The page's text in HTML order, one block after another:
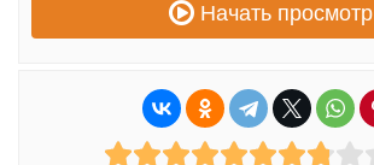
Начать просмотр